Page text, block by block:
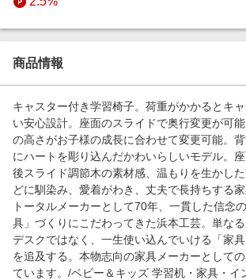
生活・お役立ち
金融・マネー・保険
ビジネス・その他サービス
Apple公式サイト×楽天カード分割払い
Qoo10メガポ
週末の高還元 夏の長期版
商品情報
キャスター付き学習椅子。荷重がかかるとキ
い安心設計。座面のスライドで奥行変更が可
の高さがお子様の成長に合わせて変更可能。
にハートを彫り込んだかわいらしいモデル。
後スライド調節木の素材感、温もりを生かし
どに馴染み、愛着がわき、丈夫で長持ちする
トータルメーカーとして70年、一貫した信念
具」づくりにこだわってきた浜本工芸。単な
デスクではなく、一生使い込んでいける「家
を追及する。本物志向の家具メーカーとして
ています。/ベビー＆キッズ 学習机・家具・イ